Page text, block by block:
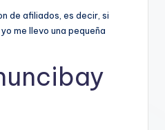
de afiliados, es decir, si
me llevo una pequeña